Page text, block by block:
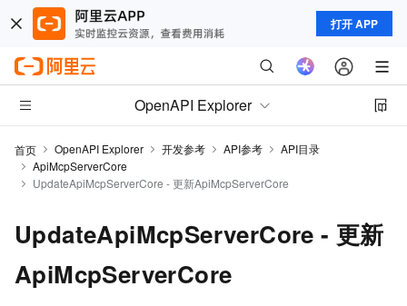
打开 APP
OpenAPI Explorer
首页 OpenAPI Explorer 开发参考 API参考
API目录
ApiMcpServerCore
UpdateApiMcpServerCore - 更新ApiMcpServerCore
UpdateApiMcpServerCore - 更新
ApiMcpServerCore